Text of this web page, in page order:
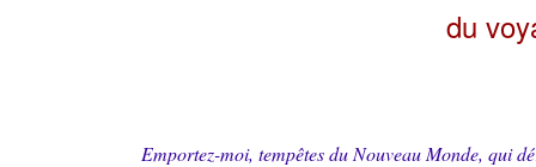
du
Emportez-moi, tempêtes du Nouveau Monde, qui